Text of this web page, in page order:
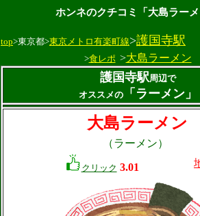
ホンネのクチコミ「大島ラーメ
top>東京都>東京メトロ有楽町線>護国寺駅
>食レポ >大島ラーメン
護国寺駅周辺で
オススメの「ラーメン」
大島ラーメン
（ラーメン）
クリック 3.01